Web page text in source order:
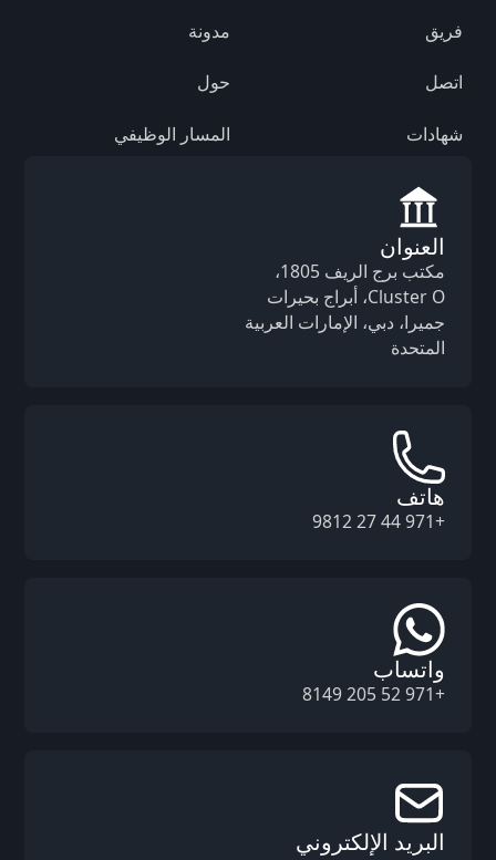
فريق مدونة
اتصل حول
شهادات المسار الوظيفي
العنوان
مكتب برج الريف 1805،
Cluster O، أبراج بحيرات
جميرا، دبي، الإمارات العربية
المتحدة
هاتف
+971 44 27 9812
واتساب
+971 52 205 8149
البريد الإلكتروني